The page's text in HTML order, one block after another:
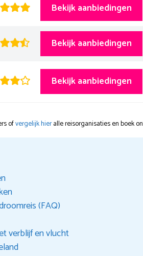
Bekijk aanbiedingen
Bekijk aanbiedingen
Bekijk aanbiedingen
ofvergelijk hieralle reisorganisaties en boek
(FAQ)
verblijf en vlucht